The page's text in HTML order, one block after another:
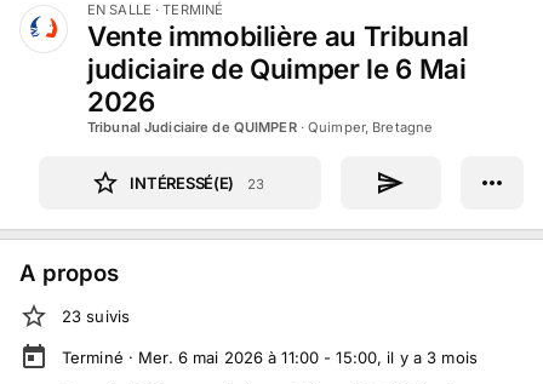
EN SALLE · TERMINÉ
Vente immobilière au Tribunal
judiciaire de Quimper le 6 Mai
2026
Tribunal Judiciaire de QUIMPER·Quimper, Bretagne
INTÉRESSÉ(E) 23
A propos
23 suivis
Terminé · Mer. 6 mai 2026 à 11:00 - 15:00, il y a 3 mois